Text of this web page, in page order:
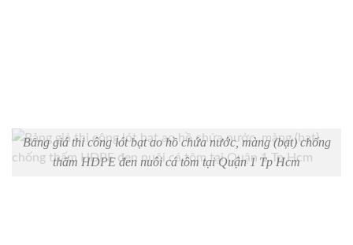
Bảng giá thi công lót bạt ao hồ chứa nước, màng (bạt) chống
thấm HDPE đen nuôi cá tôm tại Quận 1 Tp Hcm